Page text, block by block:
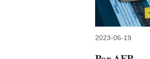
2023-06-19